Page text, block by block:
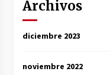
Archivos
diciembre 2023
noviembre 2022